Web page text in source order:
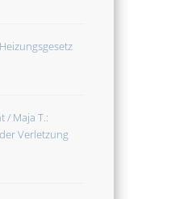
/ Maja T.:
Verletzung